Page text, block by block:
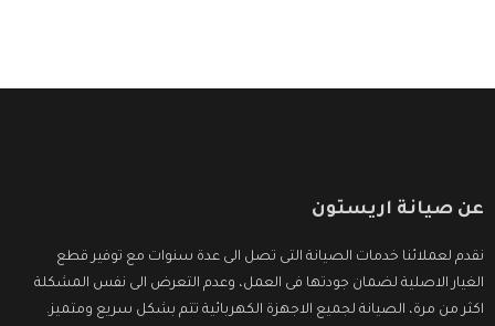
عن صيانة اريستون
نقدم لعملائنا خدمات الصيانة التى تصل الى عدة سنوات مع توفير قطع
الغيار الاصلية لضمان جودتها فى العمل، وعدم التعرض الى نفس المشكلة
اكثر من مرة، الصيانة لجميع الاجهزة الكهربائية تتم بشكل سريع ومتميز.